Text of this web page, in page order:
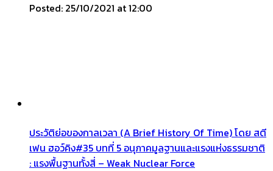
Posted: 25/10/2021 at 12:00
ประวัติย่อของกาลเวลา (A Brief History Of Time) โดย สตี
เฟน ฮอว์คิง#35 บทที่ 5 อนุภาคมูลฐานและแรงแห่งธรรมชาติ
: แรงพื้นฐานทั้งสี่ – Weak Nuclear Force